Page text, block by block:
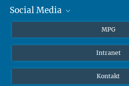
Hahn-Meitner-Weg 1, 55128 Mainz
Journalisten
Alumni
Social Media
Facebook
Instagram
MPG
Intranet
Kontakt